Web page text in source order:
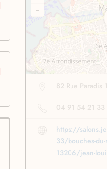
82 Rue Paradis
04 91 54 21 33
https://
33/bouches-
13206/jean-